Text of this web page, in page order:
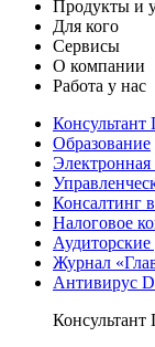
Продукты и
Для кого
Сервисы
О компании
Работа у нас
Образование
Консалтинг
Налоговое
Аудиторские
Журнал
Антивирус